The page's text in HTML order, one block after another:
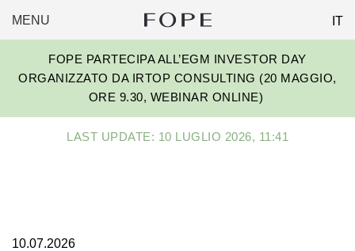
MENU
FOPE
GROUP
IT
FOPE PARTECIPA ALL’EGM INVESTOR DAY
ORGANIZZATO DA IRTOP CONSULTING (20 MAGGIO,
ORE 9.30, WEBINAR ONLINE)
LAST UPDATE: 10 LUGLIO 2026, 11:41
10.07.2026